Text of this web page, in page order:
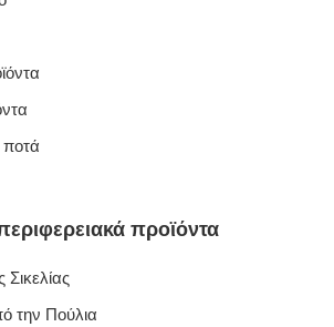
προϊόντα
την Πούλια